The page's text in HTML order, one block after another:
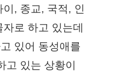
, 종교, 국적, 인
로 하고 있는데
있어 동성애를
있는 상황이